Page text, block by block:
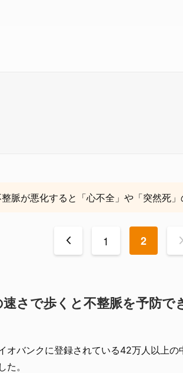
脈が悪化すると「心不全」や「突然死」
< 1 2 >
さで歩くと不整脈を予防で
オバンクに登録されている42万人以上の
た。